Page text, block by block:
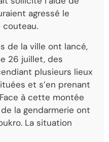
agressé le
couteau.
de la ville ont lancé,
26 juillet, des
plusieurs lieux
et s’en prenant
à cette montée
la gendarmerie ont
La situation